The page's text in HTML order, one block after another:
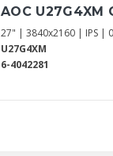
AOC
27" | 3840x2160 | IPS |
U27G4XM
6-4042281